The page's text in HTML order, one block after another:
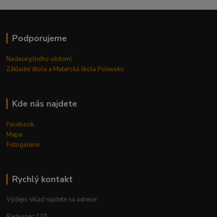
Podporujeme
Nadace plného vědomí
Základní škola a Mateřská škola Polevsko
Kde nás najdete
Facebook
Mapa
Fotogalerie
Rychlý kontakt
Výdejní sklad najdete na adrese: